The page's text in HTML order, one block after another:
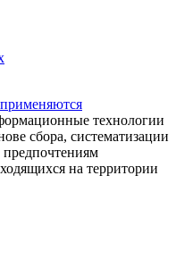
применяются
технологии
сбора, систематизации
предпочтениям
на территории